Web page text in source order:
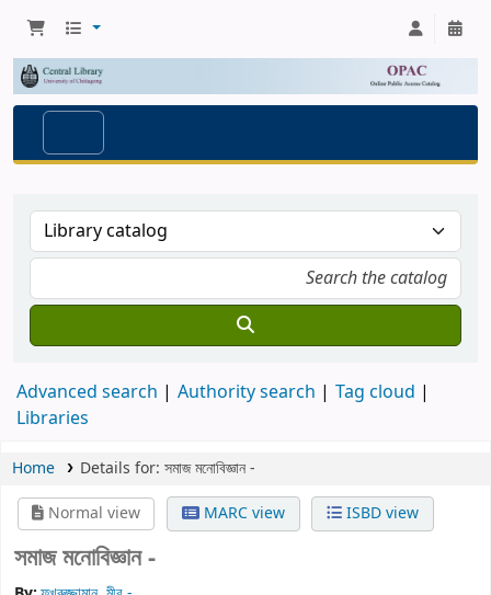
Advanced search Authority search
Tag cloud
Libraries
Home Details for: সমাজ মনোবিজ্ঞান-
Normal view
MARC view ISBD view
সমাজ মনোবিজ্ঞান -